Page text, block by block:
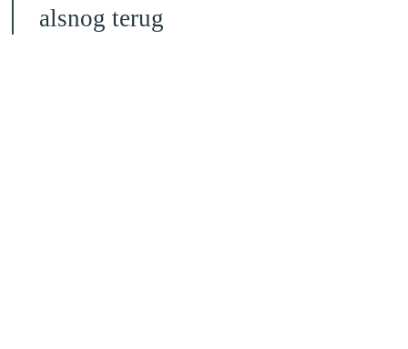
alsnog terug